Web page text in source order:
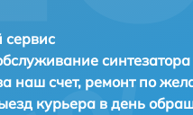
наш счет, ремонт по
курьера в день